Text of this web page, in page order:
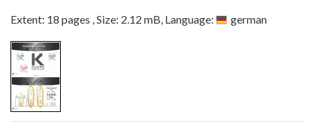
Extent: 18 pages , Size: 2.12 mB, Language:
german